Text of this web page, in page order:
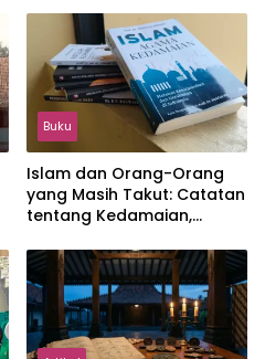
Jonggol
Buku
Islam dan Orang-Orang
yang Masih Takut: Catatan
tentang Kedamaian,
dalam Pemikiran Masykuri
Abdillah